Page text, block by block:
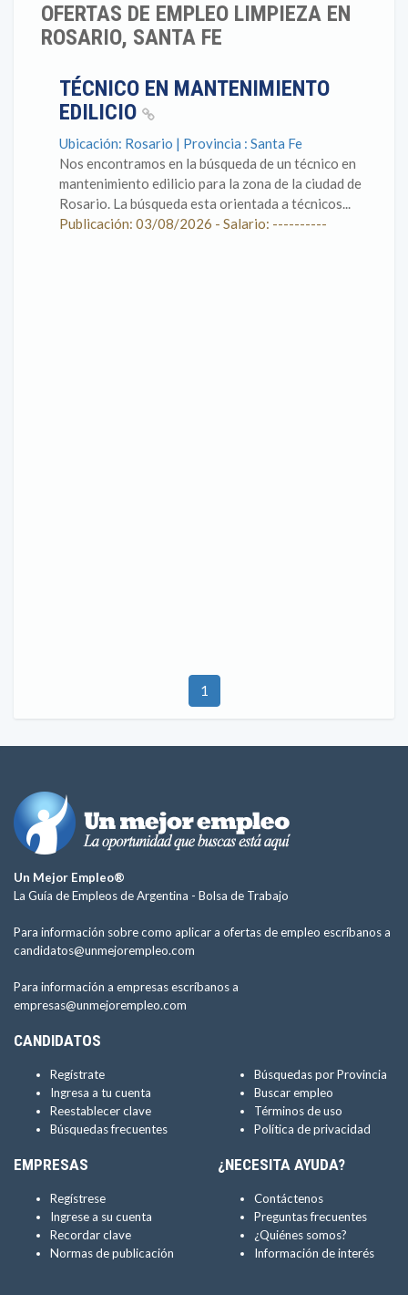
OFERTAS DE EMPLEO LIMPIEZA EN
ROSARIO, SANTA FE
TÉCNICO EN MANTENIMIENTO
EDILICIO
Ubicación: Rosario | Provincia : Santa Fe
Nos encontramos en la búsqueda de un técnico en
mantenimiento edilicio para la zona de la ciudad de
Rosario. La búsqueda esta orientada a técnicos...
Publicación: 03/08/2026 - Salario: ----------
1
Un Mejor Empleo®
La Guía de Empleos de Argentina - Bolsa de Trabajo
Para información sobre como aplicar a ofertas de empleo escríbanos a
candidatos@unmejorempleo.com
Para información a empresas escríbanos a
empresas@unmejorempleo.com
CANDIDATOS
Regístrate
Ingresa a tu cuenta
Reestablecer clave
Búsquedas frecuentes
Búsquedas por Provincia
Buscar empleo
Términos de uso
Política de privacidad
EMPRESAS
Regístrese
Ingrese a su cuenta
Recordar clave
Normas de publicación
¿NECESITA AYUDA?
Contáctenos
Preguntas frecuentes
¿Quiénes somos?
Información de interés